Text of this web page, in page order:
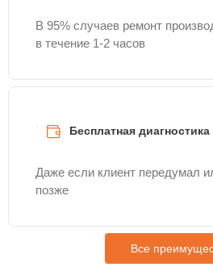
В 95% случаев ремонт
в течение 1-2 часов
Бесплатная диагностика
Даже если клиент передумал
позже
Все